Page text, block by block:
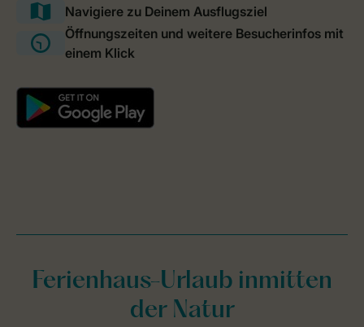
Ferienhaus-Urlaub inmitten
der Natur